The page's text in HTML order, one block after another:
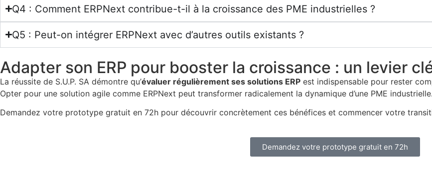
Q4 : Comment ERPNext contribue-t-il à la croissance des PME industrielles ?
Q5 : Peut-on intégrer ERPNext avec d’autres outils existants ?
Adapter son ERP pour booster la croissance : un levier
La réussite de S.U.P. SA démontre qu’évaluer régulièrement ses solutions ERP est indispensable pour rester
Opter pour une solution agile comme ERPNext peut transformer radicalement la dynamique d’une PME industrielle.
Demandez votre prototype gratuit en 72h pour découvrir concrètement ces bénéfices et commencer votre
Demandez votre prototype gratuit en 72h